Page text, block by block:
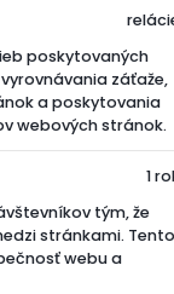
poskytovaných
záťaže,
a poskytovania
webových stránok.
tým, že
stránkami. Tento
webu a
1